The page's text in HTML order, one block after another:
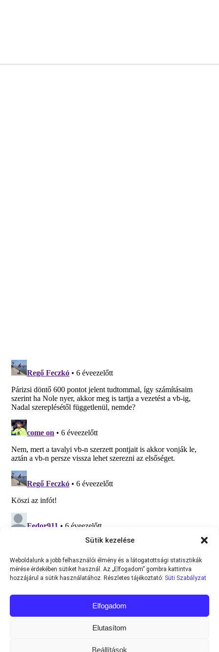
Sütik kezelése
Weboldalunk a jobb felhasználói élmény és a látogatottsági statisztikák
mérése érdekében sütiket használ. Az „Elfogadom” gombra kattintva
hozzájárul a sütik használatához. Részletes tájékoztató: Süti Szabályzat
Elfogadom
Elutasítom
Beállítások